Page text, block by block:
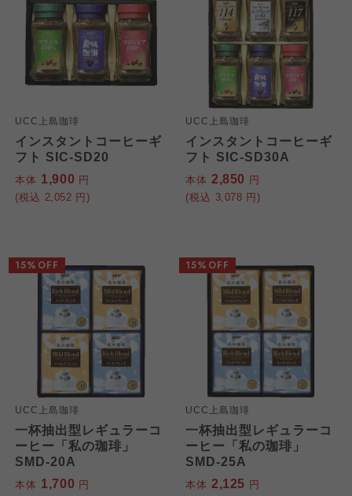
UCC上島珈琲
インスタントコーヒーギ
フト SIC-SD20
本体 1,900 円
(税込 2,052 円)
UCC上島珈琲
インスタントコーヒーギ
フト SIC-SD30A
本体 2,850 円
(税込 3,078 円)
UCC上島珈琲
一杯抽出型レギュラーコ
ーヒー「私の珈琲」
SMD-20A
本体 1,700 円
15%OFF
UCC上島珈琲
一杯抽出型レギュラーコ
ーヒー「私の珈琲」
SMD-25A
本体 2,125 円
15%OFF